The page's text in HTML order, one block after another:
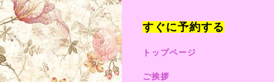
すぐに予約する
トップページ
ご挨拶